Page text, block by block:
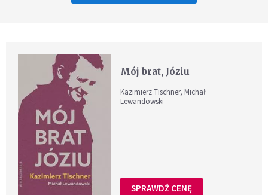
Mój brat, Józiu
Kazimierz Tischner, Michał
Lewandowski
SPRAWDŹ CENĘ